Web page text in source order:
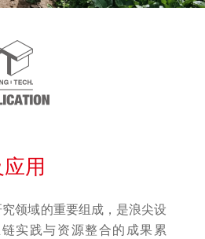
用
领域的重要组成，是浪尖设
实践与资源整合的成果累